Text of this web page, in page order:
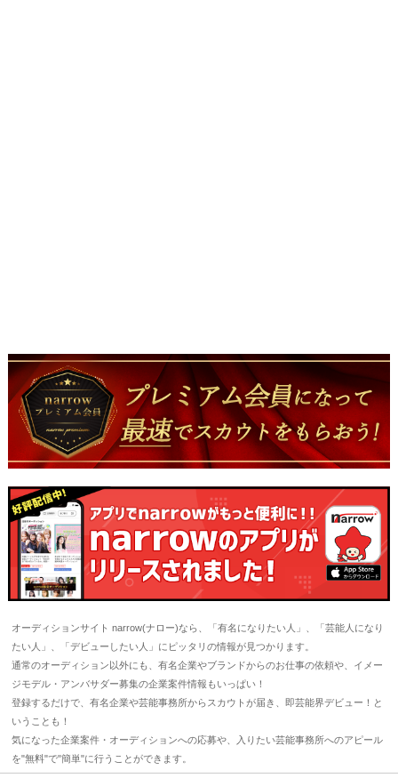
オーディションサイト narrow(ナロー)なら、「有名になりたい人」、「芸能人になり
たい人」、「デビューしたい人」にピッタリの情報が見つかります。
通常のオーディション以外にも、有名企業やブランドからのお仕事の依頼や、イメー
ジモデル・アンバサダー募集の企業案件情報もいっぱい！
登録するだけで、有名企業や芸能事務所からスカウトが届き、即芸能界デビュー！と
いうことも！
気になった企業案件・オーディションへの応募や、入りたい芸能事務所へのアピール
を"無料"で"簡単"に行うことができます。